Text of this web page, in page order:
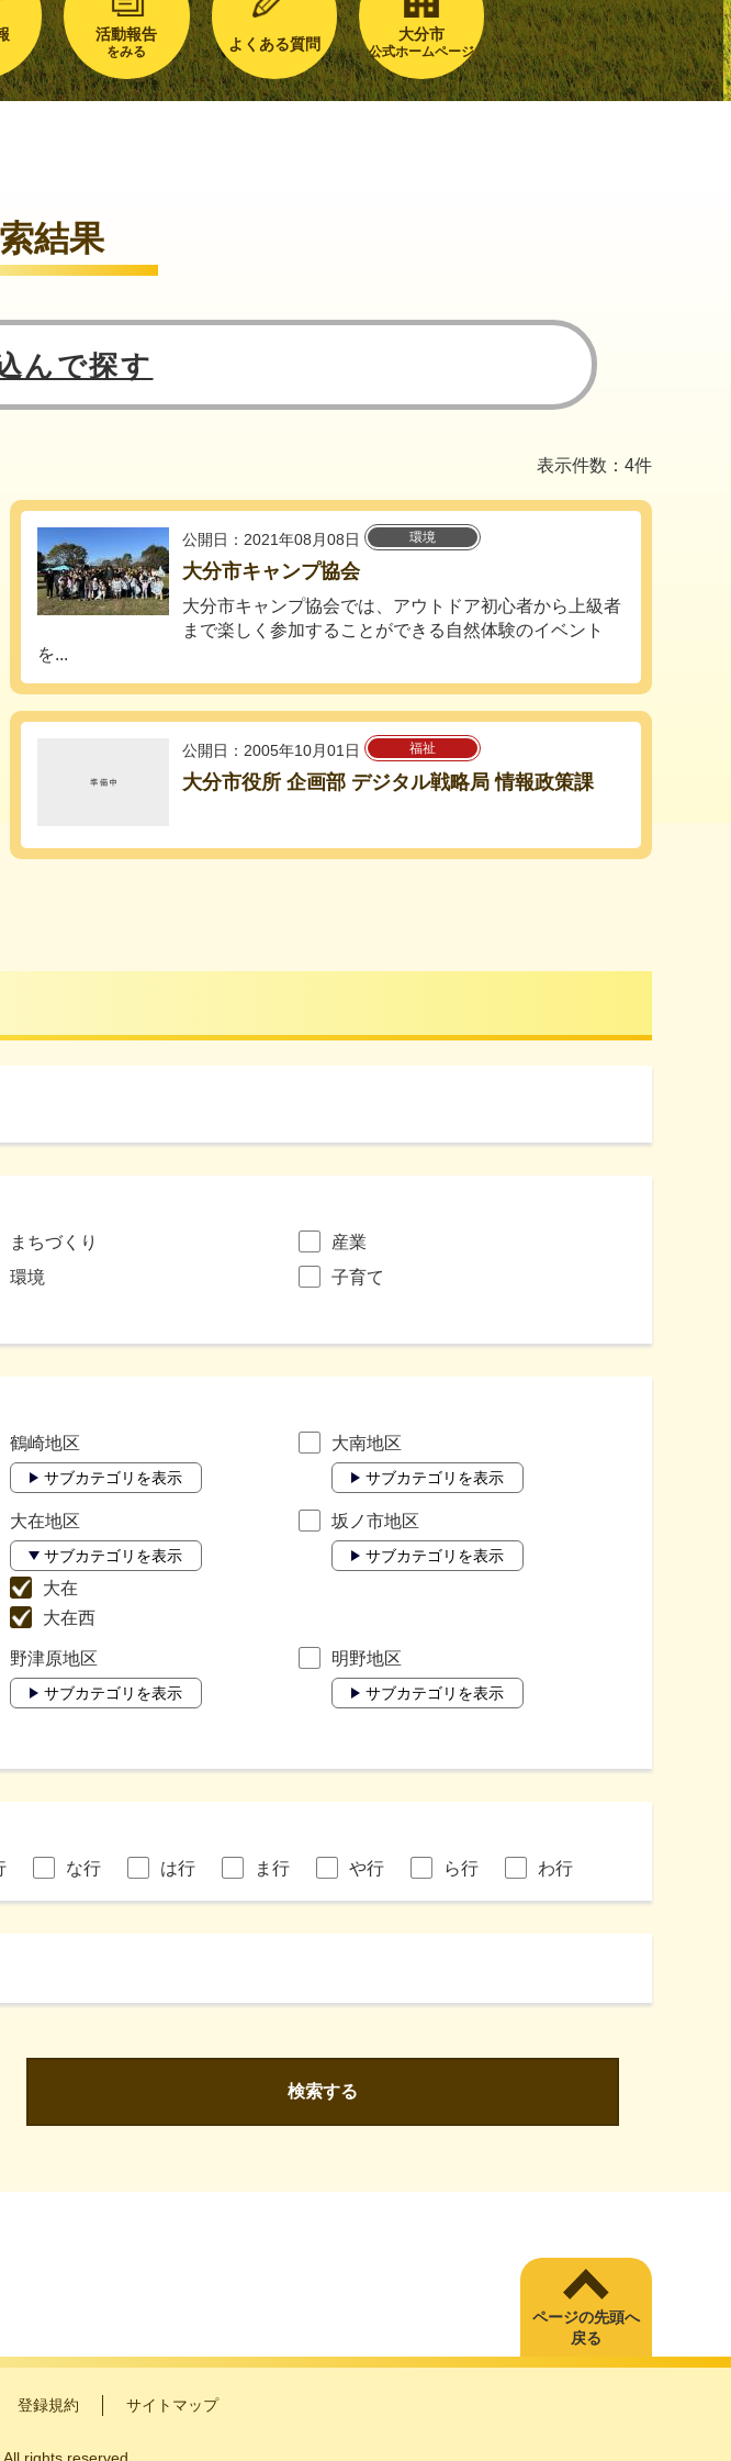
活動報告
をみる よくある質問
大分市
公式ホームページ
結果
んで探す
表示件数：4件
公開日：2021年08月08日 環境
大分市キャンプ協会
大分市キャンプ協会では、アウトドア初心者から上級者
まで楽しく参加することができる自然体験のイベント
を...
公開日：2005年10月01日 福祉
大分市役所 企画部 デジタル戦略局 情報政策課
まちづくり
産業
環境
子育て
鶴崎地区
サブカテゴリを表示
大南地区
サブカテゴリを表示
大在地区
サブカテゴリを表示
大在
大在西
坂ノ市地区
サブカテゴリを表示
野津原地区
サブカテゴリを表示
明野地区
サブカテゴリを表示
な行 は行 ま行 や行 ら行 わ行
検索する
ページの先頭へ
戻る
登録規約 サイトマップ